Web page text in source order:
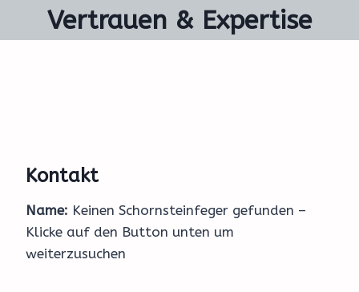
Vertrauen & Expertise
Kontakt
Name: Keinen Schornsteinfeger gefunden –
Klicke auf den Button unten um
weiterzusuchen